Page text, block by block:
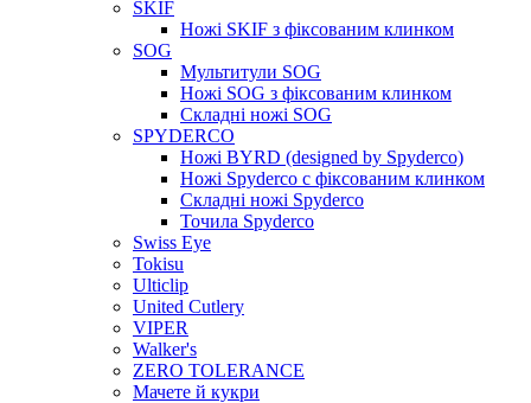
SKIF
Ножі SKIF з фіксованим клинком
SOG
Мультитули SOG
Ножі SOG з фіксованим клинком
Складні ножі SOG
SPYDERCO
Ножі BYRD (designed by Spyderco)
Ножі Spyderco c фіксованим клинком
Складні ножі Spyderco
Точила Spyderco
Swiss Eye
Tokisu
Ulticlip
United Cutlery
VIPER
Walker's
ZERO TOLERANCE
Мачете й кукри